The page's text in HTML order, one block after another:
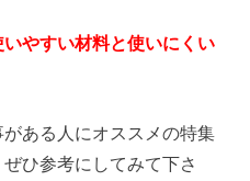
いやすい材料と使いにくい
ある人にオススメの特集
ひ参考にしてみて下さ